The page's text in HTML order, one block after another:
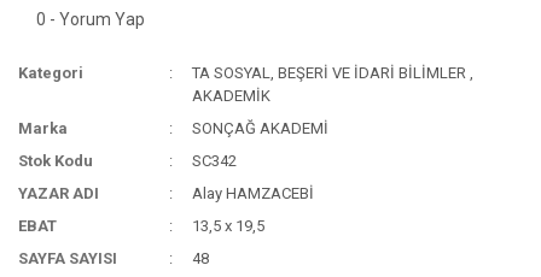
0 - Yorum Yap
Kategori TA SOSYAL, BEŞERİ VE İDARİ BİLİMLER ,
AKADEMİK
Marka
SONÇAĞ AKADEMİ
Stok Kodu
SC342
YAZAR ADI
Alay HAMZACEBİ
EBAT
13,5 x 19,5
SAYFA SAYISI
48